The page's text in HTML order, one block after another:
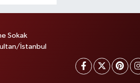
Sokak
İstanbul